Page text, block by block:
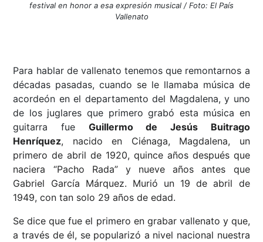
festival en honor a esa expresión musical / Foto: El País
Vallenato
Para hablar de vallenato tenemos que remontarnos a
décadas pasadas, cuando se le llamaba música de
acordeón en el departamento del Magdalena, y uno
de los juglares que primero grabó esta música en
guitarra fue Guillermo de Jesús Buitrago
Henríquez, nacido en Ciénaga, Magdalena, un
primero de abril de 1920, quince años después que
naciera “Pacho Rada” y nueve años antes que
Gabriel García Márquez. Murió un 19 de abril de
1949, con tan solo 29 años de edad.
Se dice que fue el primero en grabar vallenato y que,
a través de él, se popularizó a nivel nacional nuestra